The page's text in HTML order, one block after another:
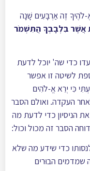
זֶה אַרְבָּעִים שָׁנָה
אֲשֶׁר בִּלְבָבְךָ הֲתִשְׁמֹר
כדי שה' יוכל לדעת
לשיטה זו אפשר
כִּי יְרֵא אֱ-לֹהִים
העקדה. ואולם הסבר
הניסיון כדי לדעת מה
דוחה הסבר זה מכול וכול:
כדי שידע מה שלא
שמדמים הבוּרים